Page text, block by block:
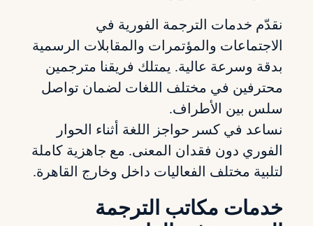
نقدّم خدمات الترجمة الفورية في
الاجتماعات والمؤتمرات والمقابلات الرسمية
بدقة وسرعة عالية. يمتلك فريقنا مترجمين
محترفين في مختلف اللغات لضمان تواصل
سلس بين الأطراف.
نساعد في كسر حواجز اللغة أثناء الحوار
الفوري دون فقدان المعنى. مع جاهزية كاملة
لتلبية مختلف الفعاليات داخل وخارج القاهرة.
خدمات مكاتب الترجمة